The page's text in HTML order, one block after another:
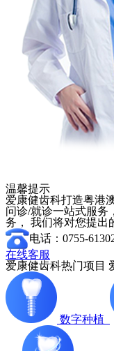
温馨提示
爱康健齿科打造粤港
问诊/就诊一站式服务
务， 我们将对您提出
电话：0755-
在线客服
爱康健齿科热门项目
数字种植